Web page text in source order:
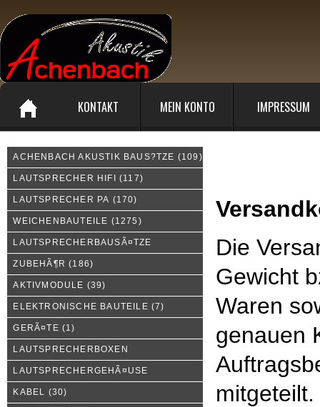
KONTAKT MEIN KONTO IMPRESSUM
ACHENBACH AKUSTIK BAUS?TZE (109)
LAUTSPRECHER HIFI (117)
LAUTSPRECHER PA (170)
WEICHENBAUTEILE (1275)
LAUTSPRECHERBAUSÃ¤TZE
ZUBEHÃ¶R (186)
AKTIVMODULE (39)
ELEKTRONISCHE BAUTEILE (7)
GERÃ¤TE (1)
LAUTSPRECHERBOXEN
LAUTSPRECHERGEHÃ¤USE
KABEL (30)
Die
Gewicht
Waren
genauen
mitgeteilt.